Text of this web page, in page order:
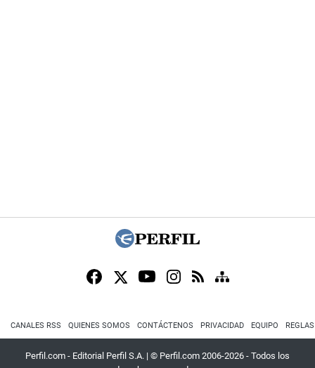
CANALES RSS QUIENES SOMOS CONTÁCTENOS PRIVACIDAD EQUIPO
Perfil.com - Editorial Perfil S.A. | © Perfil.com 2006-2026 - Todos los